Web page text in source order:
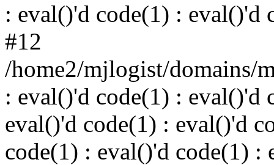
: eval()'d code(1) : eval()'d
#12
/home2/mjlogist/domains/
: eval()'d code(1) : eval()'d
eval()'d code(1) : eval()'d
code(1) : eval()'d code(1) :